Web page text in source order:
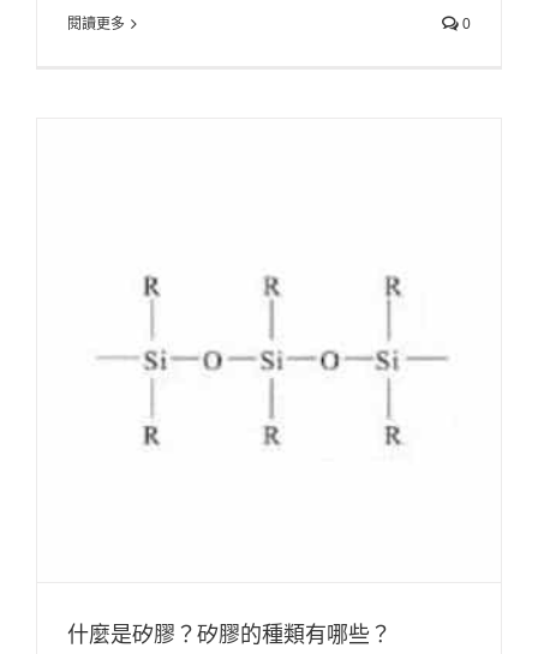
閱讀更多 0
什麼是矽膠？矽膠的種類有哪些？